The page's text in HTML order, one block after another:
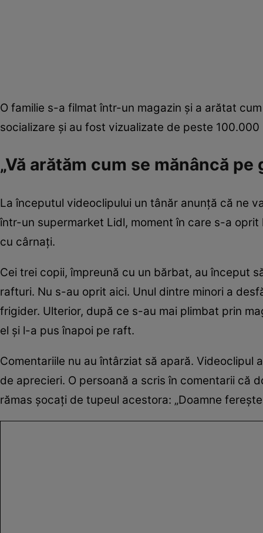
O familie s-a filmat într-un magazin și a arătat
socializare și au fost vizualizate de peste
„Vă arătăm cum se mănâncă
La începutul videoclipului un tânăr anunță că ne
într-un supermarket Lidl, moment în care s-a
cu cârnați.
Cei trei copii, împreună cu un bărbat, au început
rafturi. Nu s-au oprit aici. Unul dintre minori a
frigider. Ulterior, după ce s-au mai plimbat prin
el și l-a pus înapoi pe raft.
Comentariile nu au întârziat să apară.
de aprecieri. O persoană a scris în comentarii că
rămas șocați de tupeul acestora: „Doamne